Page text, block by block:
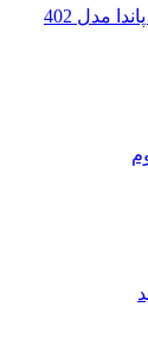
مدل 402